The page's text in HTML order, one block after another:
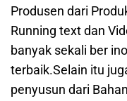
Produsen dari
Running text dan
banyak sekali ber
terbaik.Selain itu
penyusun dari